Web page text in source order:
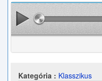
Kategória : Klasszikus